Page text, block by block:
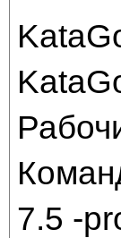
7.5 -